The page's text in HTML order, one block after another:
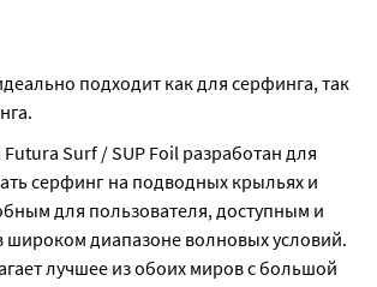
подходит как для серфинга, так
Surf / SUP Foil разработан для
серфинг на подводных крыльях и
для пользователя, доступным и
широком диапазоне волновых условий.
лучшее из обоих миров с большой